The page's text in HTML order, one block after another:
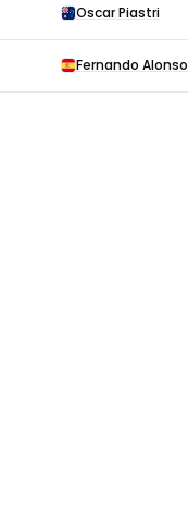
Oscar Piastri
Fernando Alonso